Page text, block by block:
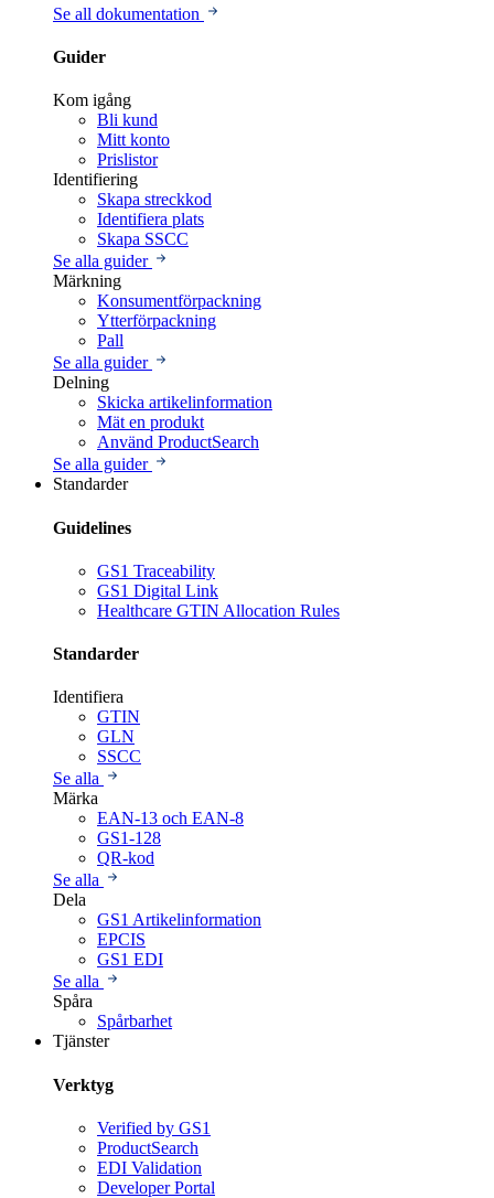
Se all dokumentation
Guider
Kom igång
Bli kund
Mitt konto
Prislistor
Identifiering
Skapa streckkod
Identifiera plats
Skapa SSCC
Se alla guider
Märkning
Konsumentförpackning
Ytterförpackning
Pall
Se alla guider
Delning
Skicka artikelinformation
Mät en produkt
Använd ProductSearch
Se alla guider
Standarder
Guidelines
GS1 Traceability
GS1 Digital Link
Healthcare GTIN Allocation Rules
Standarder
Identifiera
GTIN
GLN
SSCC
Se alla
Märka
EAN-13 och EAN-8
GS1-128
QR-kod
Se alla
Dela
GS1 Artikelinformation
EPCIS
GS1 EDI
Se alla
Spåra
Spårbarhet
Tjänster
Verktyg
Verified by GS1
ProductSearch
EDI Validation
Developer Portal